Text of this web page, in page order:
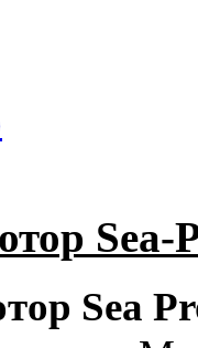
Sea-
Sea